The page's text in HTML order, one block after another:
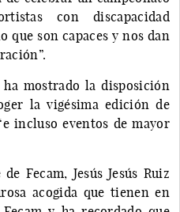
con discapacidad
que son capaces y nos dan
mostrado la disposición
la vigésima edición de
incluso eventos de mayor
Fecam, Jesús Jesús Ruiz
acogida que tienen en